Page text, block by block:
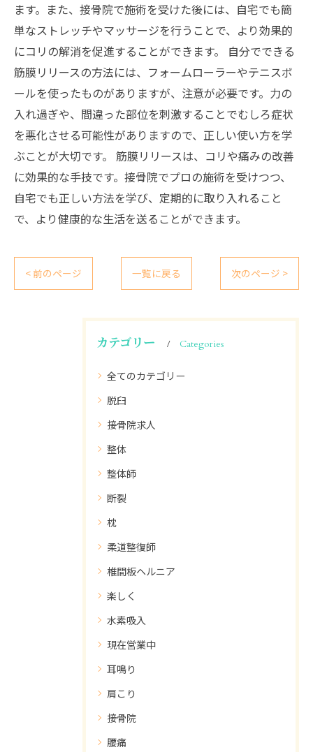
ます。また、接骨院で施術を受けた後には、自宅でも簡
単なストレッチやマッサージを行うことで、より効果的
にコリの解消を促進することができます。 自分でできる
筋膜リリースの方法には、フォームローラーやテニスボ
ールを使ったものがありますが、注意が必要です。力の
入れ過ぎや、間違った部位を刺激することでむしろ症状
を悪化させる可能性がありますので、正しい使い方を学
ぶことが大切です。 筋膜リリースは、コリや痛みの改善
に効果的な手技です。接骨院でプロの施術を受けつつ、
自宅でも正しい方法を学び、定期的に取り入れること
で、より健康的な生活を送ることができます。
< 前のページ 一覧に戻る 次のページ >
カテゴリー Categories
全てのカテゴリー
脱臼
接骨院求人
整体
整体師
断裂
枕
柔道整復師
椎間板ヘルニア
楽しく
水素吸入
現在営業中
耳鳴り
肩こり
接骨院
腰痛